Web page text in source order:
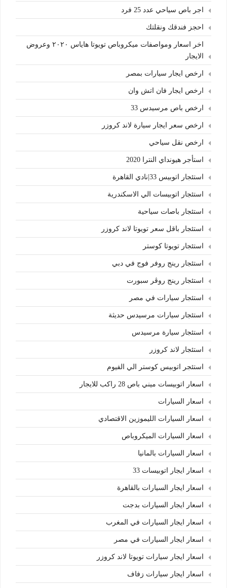
اجر باص سياحي عدد 25 فرد
احجز فندقك ونقلتك
اخر اسعار ومواصفات ميكروباص تويوتا هاياس ٢٠٢٠ وعروض
الايجار
ارخص ايجار سيارات بمصر
ارخص ايجار فان اتش وان
ارخص باص مرسيدس 33
ارخص سعر ايجار سيارة لاند كروزر
ارخص نقل سياحي
استأجر هيونداي النترا 2020
استئجار اتوبيس 33|نادي القاهرة
استئجار اتوبيسات الي الاسكندرية
استئجار باصات سياحية
استئجار باقل سعر تويوتا لاند كروزر
استئجار تويوتا كوستر
استئجار رينج روفر فوج في دبي
استئجار رينج روڤر سبورت
استئجار سيارات في مصر
استئجار سيارات مرسيدس حديثة
استئجار سيارة مرسيدس
استئجار لاند كروزر
استئجر اتوبيس كوستر الي الفيوم
اسعار اتوبيسات ميني باص 28 راكب للايجار
اسعار السيارات
اسعار السيارات الليموزين الاقتصادي
اسعار السيارات الميكروباص
اسعار السيارات بالمانيا
اسعار ايجار اتوبيسات 33
اسعار ايجار السيارات بالقاهرة
اسعار ايجار السيارات بدجت
اسعار ايجار السيارات في المغرب
اسعار ايجار السيارات في مصر
اسعار ايجار سيارات تويوتا لاند كروزر
اسعار ايجار سيارات زفاف